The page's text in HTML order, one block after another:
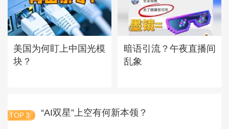
美国为何盯上中国光模
块？
暗语引流？午夜直播间
乱象
TOP 3 “AI双星”上空有何新本领？